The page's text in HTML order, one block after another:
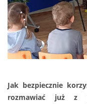
Jak bezpiecznie
rozmawiać już z